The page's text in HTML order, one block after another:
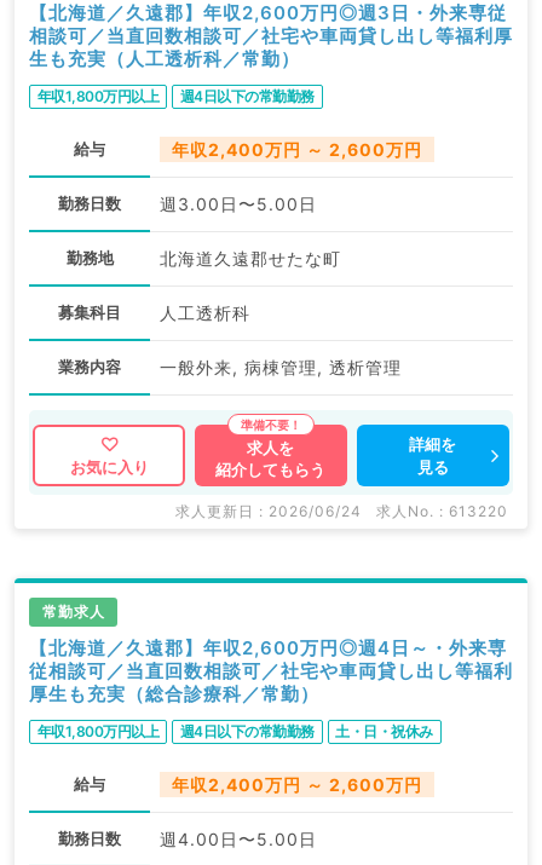
【北海道／久遠郡】年収2,600万円◎週3日・外来専従
相談可／当直回数相談可／社宅や車両貸し出し等福利厚
生も充実（人工透析科／常勤）
年収1,800万円以上 週4日以下の常勤勤務
給与 年収2,400万円 ～ 2,600万円
勤務日数 週3.00日〜5.00日
勤務地 北海道久遠郡せたな町
募集科目 人工透析科
業務内容 一般外来, 病棟管理, 透析管理
お気に入り
求人を
紹介してもらう
詳細を
見る
求人更新日 : 2026/06/24 求人No. : 613220
常勤求人
【北海道／久遠郡】年収2,600万円◎週4日～・外来専
従相談可／当直回数相談可／社宅や車両貸し出し等福利
厚生も充実（総合診療科／常勤）
年収1,800万円以上 週4日以下の常勤勤務 土・日・祝休み
給与 年収2,400万円 ～ 2,600万円
勤務日数 週4.00日〜5.00日